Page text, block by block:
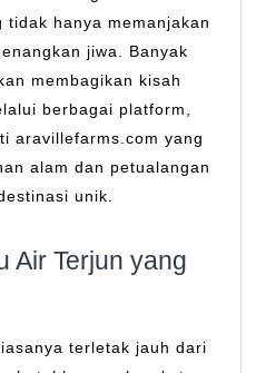
tidak hanya memanjakan
jiwa. Banyak
membagikan kisah
berbagai platform,
aravillefarms.com yang
alam dan petualangan
unik.
Air Terjun yang
terletak jauh dari